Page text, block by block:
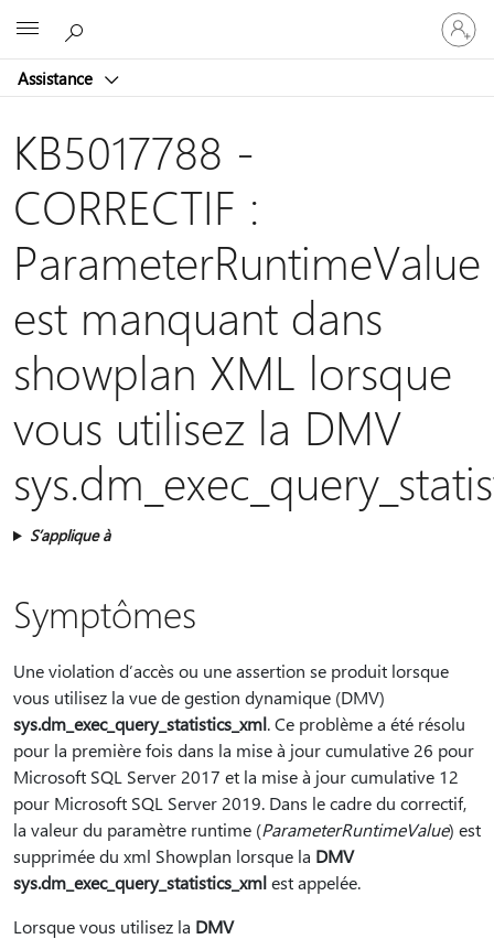
Assistance
vous
à
compte
KB5017788 -
CORRECTIF :
ParameterRuntimeValue
est manquant dans
showplan XML lorsque
vous utilisez la DMV
S’applique à
Symptômes
Une violation d’accès ou une assertion se produit lorsque
vous utilisez la vue de gestion dynamique (DMV)
sys.dm_exec_query_statistics_xml. Ce problème a été résolu
pour la première fois dans la mise à jour cumulative 26 pour
Microsoft SQL Server 2017 et la mise à jour cumulative 12
pour Microsoft SQL Server 2019. Dans le cadre du correctif,
la valeur du paramètre runtime (ParameterRuntimeValue) est
supprimée du xml Showplan lorsque la DMV
sys.dm_exec_query_statistics_xmlest appelée.
Lorsque vous utilisez la DMV